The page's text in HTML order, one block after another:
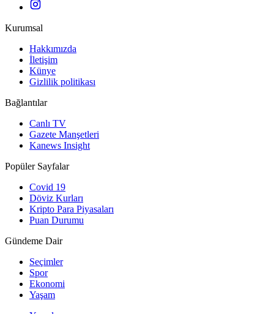
Kurumsal
Hakkımızda
İletişim
Künye
Gizlilik politikası
Bağlantılar
Canlı TV
Gazete Manşetleri
Kanews Insight
Popüler Sayfalar
Covid 19
Döviz Kurları
Kripto Para Piyasaları
Puan Durumu
Gündeme Dair
Seçimler
Spor
Ekonomi
Yaşam